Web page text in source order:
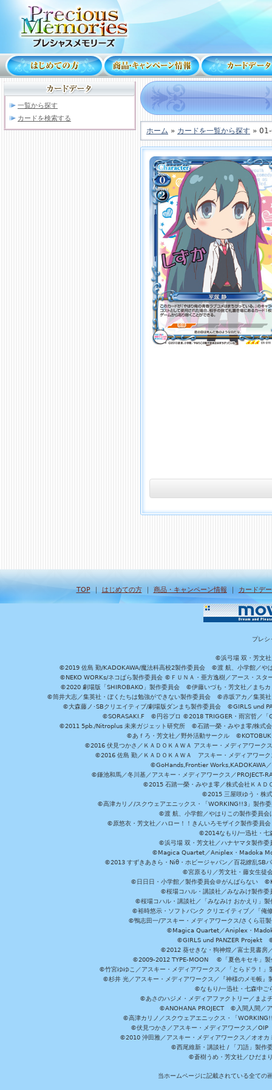
一覧から探す
カードを検索する
ホーム » カードを一覧から探す »
TOP｜ はじめての方｜ 商品・キャンペーン情報 ｜ カードデ
プレシ
©浜弓場 双・芳文社
©2019 佐島 勤/KADOKAWA/魔法科高校2製作委員会 ©渡 航、小学館／や
©NEKO WORKs/ネコぱら製作委員会 ©ＦＵＮＡ・亜方逸樹／アース・ス
©2020 劇場版「SHIROBAKO」製作委員会 ©伊藤いづも・芳文社／まち
©筒井大志／集英社・ぼくたちは勉強ができない製作委員会 ©赤坂アカ／集英
©大森藤ノ･SBクリエイティブ/劇場版ダンまち製作委員会 ©GIRLS und
©SORASAKI.F ©円谷プロ ©2018 TRIGGER・雨宮哲／
©2011 5pb./Nitroplus 未来ガジェット研究所 ©石踏一榮・みやま零/株式
©あｆろ・芳文社／野外活動サークル
©2016 伏見つかさ／ＫＡＤＯＫＡＷＡ アスキー・メディアワー
©2016 佐島 勤／ＫＡＤＯＫＡＷＡ アスキー・メディアワ
©GoHands,Frontier Works,KADOKAWA
©鎌池和馬／冬川基／アスキー・メディアワークス／
©2015 石踏一榮・みやま零／株式会社ＫＡＤ
©2015 三屋咲ゆう・株
©高津カリノ/スクウェアエニックス・「WORKING!!3」製作
©渡 航、小学館／やはりこの製作委員
©原悠衣・芳文社／ハロー！！きんいろモザイク製作委員
©2014なもり/一迅社・
©浜弓場 双・芳文社／ハナヤマタ製作
©Magica Quartet／Aniplex・Madoka
©2013 すずきあきら・Niθ・ホビージャパン／百花繚乱
©宮原るり／芳文社・藤女生徒
©日日日・小学館／製作委員会＠がんばらない
©桜場コハル・講談社／みなみけ製作
©桜場コハル・講談社／「みなみけ おかえり」
©裕時悠示・ソフトバンク クリエイティブ／「
©鴨志田一/アスキー・メディアワークス/さく
©Magica Quartet／Aniplex・
©GIRLS und PANZER Projekt ©
©2012 葵せきな・狗神煌／富士見書
©2009-2012 TYPE-MOON ©「夏色キセキ」製
©竹宮ゆゆこ／アスキー・メディアワークス／「とらドラ！
©杉井 光／アスキー・メディアワークス／『神様のメモ帳
©なもり/一迅社・七森中
©あさのハジメ・メディアファクトリー／ま
©ANOHANA PROJECT ©入間人間／ア
©高津カリノ／スクウェアエニックス・「
©伏見つかさ／アスキー・メディアワークス／
©2010 沖田雅／アスキー・メディアワークス／オオ
©西尾維新・講談社 / 「刀語」製作
©蒼樹うめ・芳文社／ひだま
当ホームページに記載されている全ての